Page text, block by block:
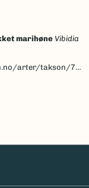
marihøne Vibidia
takson/7384/beskrivelse